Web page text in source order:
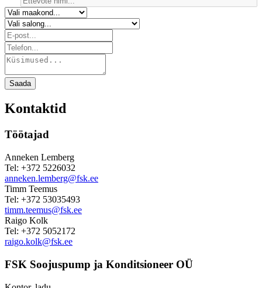
Saada
Kontaktid
Töötajad
Anneken Lemberg
Tel: +372 5226032
anneken.lemberg@fsk.ee
Timm Teemus
Tel: +372 53035493
timm.teemus@fsk.ee
Raigo Kolk
Tel: +372 5052172
raigo.kolk@fsk.ee
FSK Soojuspump ja Konditsioneer OÜ